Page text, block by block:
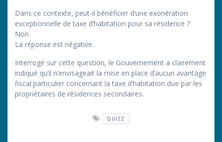
Dans ce contexte, peut-il bénéficier d’une exonération
exceptionnelle de taxe d’habitation pour sa résidence ?
Non
La réponse est négative.
Interrogé sur cette question, le Gouvernement a clairement
indiqué qu’il n’envisageait la mise en place d’aucun avantage
fiscal particulier concernant la taxe d’habitation due par les
propriétaires de résidences secondaires.
QUIZZ